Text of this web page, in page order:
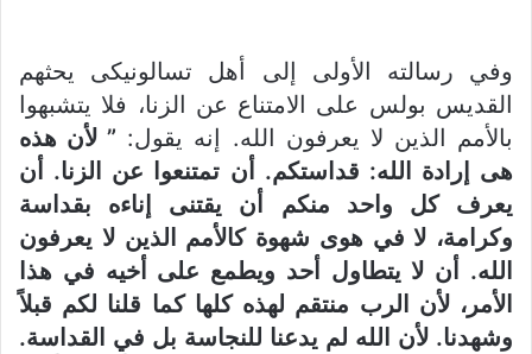
وفي رسالته الأولى إلى أهل تسالونيكى يحثهم
القديس بولس على الامتناع عن الزنا، فلا يتشبهوا
بالأمم الذين لا يعرفون الله. إنه يقول: ” لأن هذه
هى إرادة الله: قداستكم. أن تمتنعوا عن الزنا. أن
يعرف كل واحد منكم أن يقتنى إناءه بقداسة
وكرامة، لا في هوى شهوة كالأمم الذين لا يعرفون
الله. أن لا يتطاول أحد ويطمع على أخيه في هذا
الأمر، لأن الرب منتقم لهذه كلها كما قلنا لكم قبلاً
وشهدنا. لأن الله لم يدعنا للنجاسة بل في القداسة.